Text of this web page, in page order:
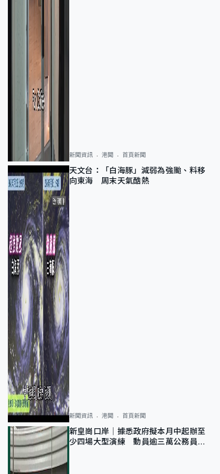
新聞資訊 港聞 首頁新聞
天文台：「白海豚」減弱為強颱、料移
向東海 周末天氣酷熱
新聞資訊 港聞 首頁新聞
新皇崗口岸｜據悉政府擬本月中起辦至
少四場大型演練 動員逾三萬公務員人